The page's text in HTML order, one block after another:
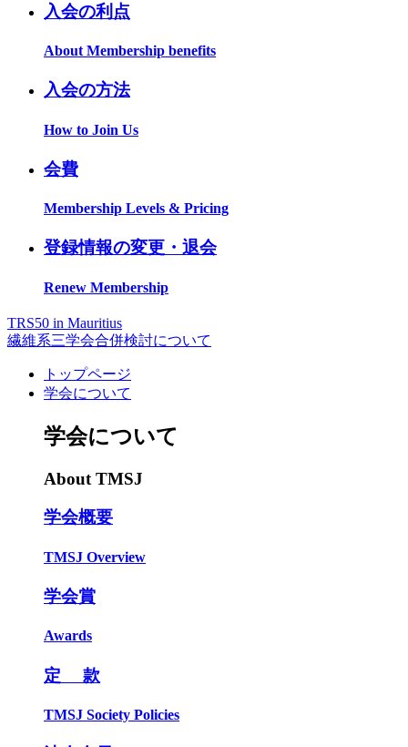
入会の利点
About Membership benefits
入会の方法
How to Join Us
会費
Membership Levels & Pricing
登録情報の変更・退会
Renew Membership
TRS50 in Mauritius
繊維系三学会合併検討について
トップページ
学会について
学会について
About TMSJ
学会概要
TMSJ Overview
学会賞
Awards
定 款
TMSJ Society Policies